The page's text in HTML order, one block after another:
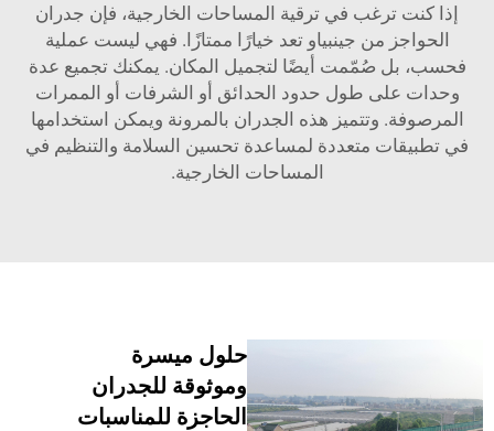
إذا كنت ترغب في ترقية المساحات الخارجية، فإن جدران
الحواجز من جينبياو تعد خيارًا ممتازًا. فهي ليست عملية
فحسب، بل صُمّمت أيضًا لتجميل المكان. يمكنك تجميع عدة
وحدات على طول حدود الحدائق أو الشرفات أو الممرات
المرصوفة. وتتميز هذه الجدران بالمرونة ويمكن استخدامها
في تطبيقات متعددة لمساعدة تحسين السلامة والتنظيم في
المساحات الخارجية.
حلول ميسرة
وموثوقة للجدران
الحاجزة للمناسبات